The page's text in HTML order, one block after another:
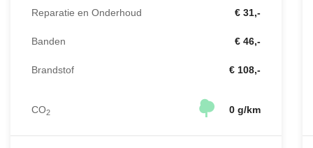
Reparatie en Onderhoud € 31,-
Banden € 46,-
Brandstof € 108,-
CO2 0 g/km